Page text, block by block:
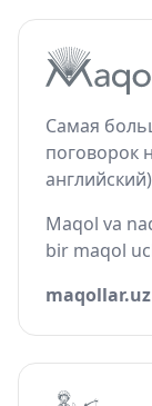
Самая
поговорок
Maqol va
bir maqol
maqollar.uz